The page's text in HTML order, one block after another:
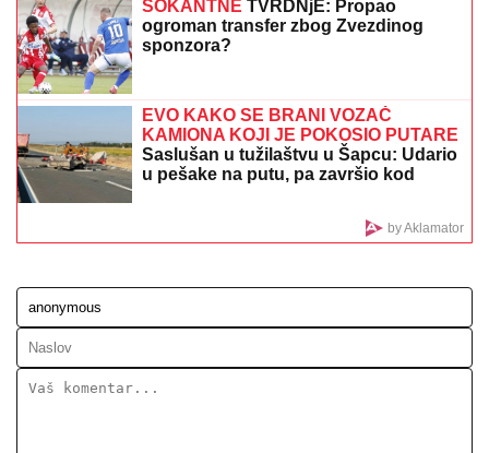
JANJUŠ SA ĆERKOM NA ADI BOJANIProvodio se
na plaži sa Milicom Veličković, pa pokazao ŠTA RADE
KRUNA I ON: U prvom planu tetovaža koju je
posvetio naslednici (FOTO)
ŠOK! PEVAČICA PRETUKLA
"Nisam htela da platim, prebila sam
ga"